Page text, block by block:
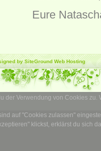
Eure
by SiteGroundWeb Hosting
der Verwendung von Cookies zu.
auf "Cookies zulassen"
klickst, erklärst du sich